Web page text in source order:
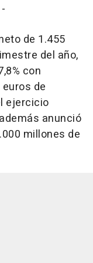
de 1.455
del año,
con
de
ejercicio
anunció
millones de